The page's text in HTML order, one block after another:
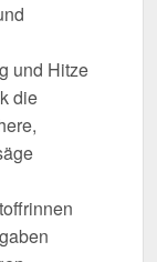
und Hitze
die